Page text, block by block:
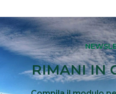
RIMANI IN